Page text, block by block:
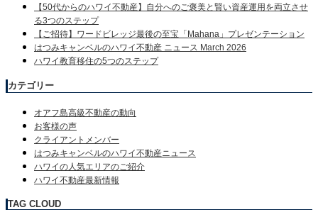
【50代からのハワイ不動産】自分へのご褒美と賢い資産運用を両立させ
る3つのステップ
【ご招待】ワードビレッジ最後の至宝「Mahana」プレゼンテーション
はつみキャンベルのハワイ不動産 ニュース March 2026
ハワイ教育移住の5つのステップ
カテゴリー
オアフ島高級不動産の動向
お客様の声
クライアントメンバー
はつみキャンベルのハワイ不動産ニュース
ハワイの人気エリアのご紹介
ハワイ不動産最新情報
TAG CLOUD